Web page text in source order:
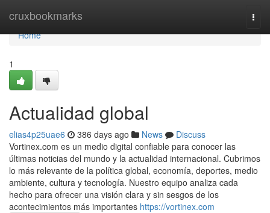
cruxbookmarks
Home
Home
1
Actualidad global
elias4p25uae6 386 days ago News
Discuss
Vortinex.com es un medio digital confiable para conocer las
últimas noticias del mundo y la actualidad internacional. Cubrimos
lo más relevante de la política global, economía, deportes, medio
ambiente, cultura y tecnología. Nuestro equipo analiza cada
hecho para ofrecer una visión clara y sin sesgos de los
acontecimientos más importantes https://vortinex.com